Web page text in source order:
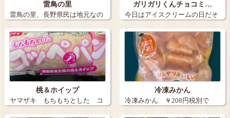
雷鳥の里
雷鳥の里、長野県民は地元なの
でなかなか買…
ガリガリくんチョコミ…
今日はアイスクリームの日だそ
うです こ…
桃＆ホイップ
ヤマザキ もちもちとした コ
ッペパン …
冷凍みかん
冷凍みかん ￥208円税別で
す。…